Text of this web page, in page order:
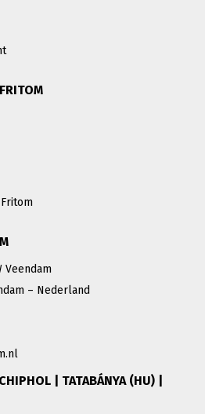
Veendam
– Nederland
| TATABÁNYA (HU) |